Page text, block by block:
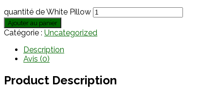
quantité de White Pillow
Ajouter au panier
Catégorie : Uncategorized
Description
Avis (0)
Product Description